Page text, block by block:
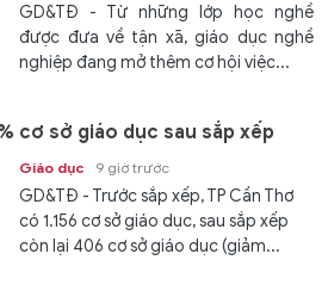
GD&TĐ - Từ những lớp học nghề
được đưa về tận xã, giáo dục nghề
nghiệp đang mở thêm cơ hội việc...
cơ sở giáo dục sau sắp xếp
Giáo dục 9 giờ trước
GD&TĐ - Trước sắp xếp, TP Cần Thơ
có 1.156 cơ sở giáo dục, sau sắp xếp
còn lại 406 cơ sở giáo dục (giảm...